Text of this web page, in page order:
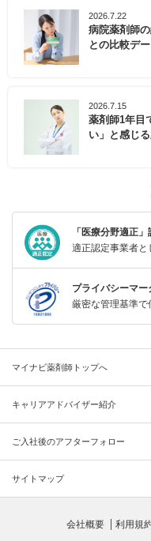
2026.7.22
病院薬剤師
との比較デ
2026.7.15
薬剤師1年目
い」と感じ
「医療分野適正
適正認定事業者と
プライバシーマー
厳密な管理基準で
マイナビ薬剤師トップへ
キャリアアドバイザー紹介
ご入社後のアフターフォロー
サイトマップ
会社概要 利用規